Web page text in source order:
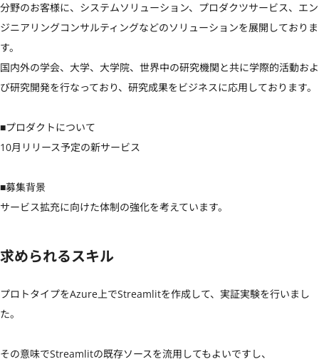
分野のお客様に、システムソリューション、プロダクツサービス、エン
ジニアリングコンサルティングなどのソリューションを展開しておりま
す。
国内外の学会、大学、大学院、世界中の研究機関と共に学際的活動およ
び研究開発を行なっており、研究成果をビジネスに応用しております。
■プロダクトについて
10月リリース予定の新サービス
■募集背景
サービス拡充に向けた体制の強化を考えています。
求められるスキル
プロトタイプをAzure上でStreamlitを作成して、実証実験を行いまし
た。
その意味でStreamlitの既存ソースを流用してもよいですし、